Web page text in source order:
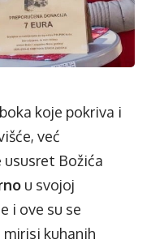
koje pokriva i
već
Božića
u svojoj
i ove su se
kuhanih